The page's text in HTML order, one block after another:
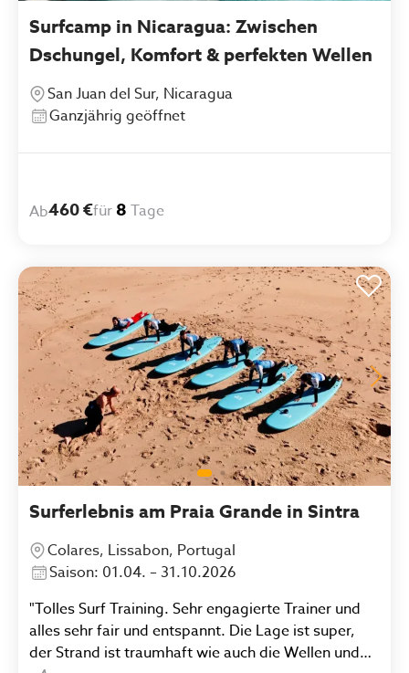
Surfcamp in Nicaragua: Zwischen
Dschungel, Komfort & perfekten Wellen
San Juan del Sur, Nicaragua
Ganzjährig geöffnet
Ab460 €für 8 Tage
Surferlebnis am Praia Grande in Sintra
Colares, Lissabon, Portugal
Saison: 01.04. – 31.10.2026
"Tolles Surf Training. Sehr engagierte Trainer und
alles sehr fair und entspannt. Die Lage ist super,
der Strand ist traumhaft wie auch die Wellen und